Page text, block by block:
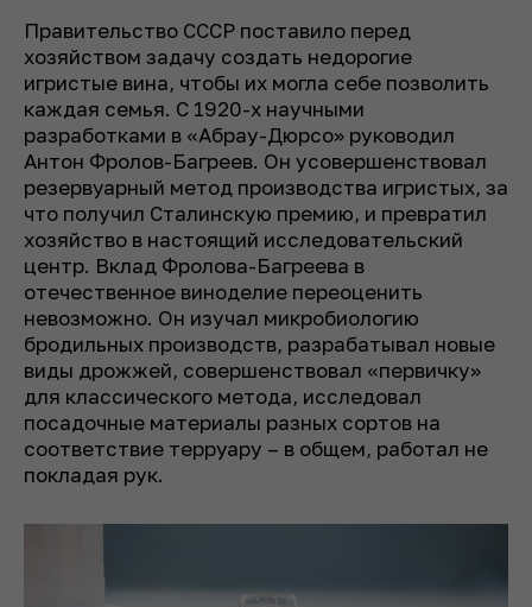
Правительство СССР поставило перед
хозяйством задачу создать недорогие
игристые вина, чтобы их могла себе позволить
каждая семья. С 1920-х научными
разработками в «Абрау-Дюрсо» руководил
Антон Фролов-Багреев. Он усовершенствовал
резервуарный метод производства игристых, за
что получил Сталинскую премию, и превратил
хозяйство в настоящий исследовательский
центр. Вклад Фролова-Багреева в
отечественное виноделие переоценить
невозможно. Он изучал микробиологию
бродильных производств, разрабатывал новые
виды дрожжей, совершенствовал «первичку»
для классического метода, исследовал
посадочные материалы разных сортов на
соответствие терруару – в общем, работал не
покладая рук.